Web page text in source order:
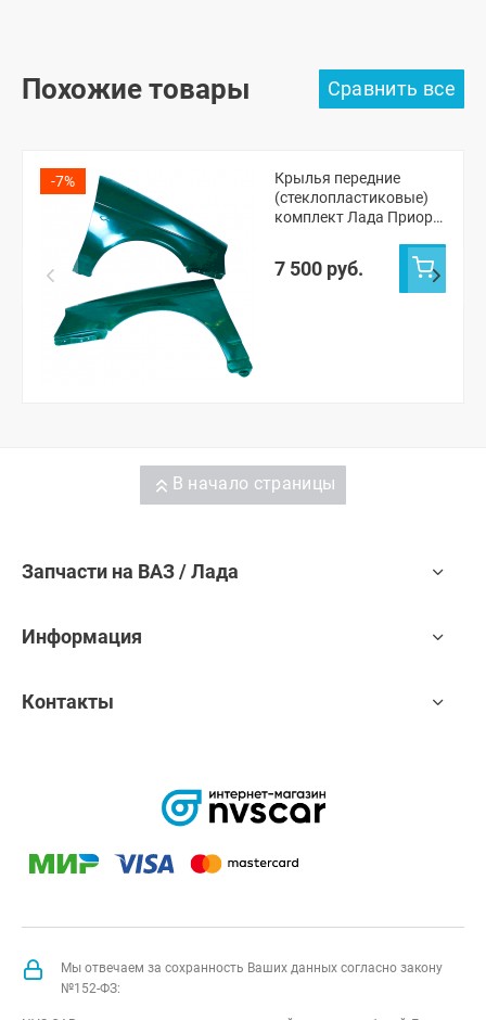
Похожие товары
-7%
Крылья передние
(стеклопластиковые)
комплект Лада Приора
7 500 руб.
В начало страницы
Запчасти на ВАЗ / Лада
Информация
Контакты
Мы отвечаем за сохранность Ваших данных согласно закону
№152-ФЗ: